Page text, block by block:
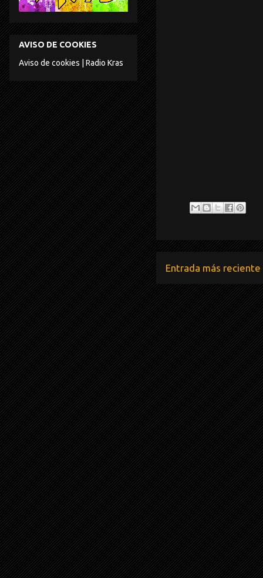
Entrada más reciente
AVISO DE COOKIES
Aviso de cookies | Radio Kras